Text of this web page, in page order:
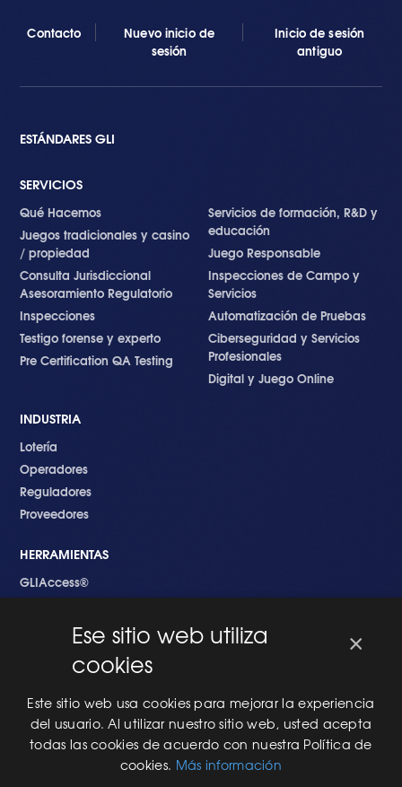
Contacto
Nuevo inicio de
sesión
Inicio de sesión
antiguo
ESTÁNDARES GLI
SERVICIOS
Qué Hacemos
Juegos tradicionales y casino
/ propiedad
Consulta Jurisdiccional
Asesoramiento Regulatorio
Inspecciones
Testigo forense y experto
Pre Certification QA Testing
Servicios de formación, R&D y
educación
Juego Responsable
Inspecciones de Campo y
Servicios
Automatización de Pruebas
Ciberseguridad y Servicios
Profesionales
Digital y Juego Online
INDUSTRIA
Lotería
Operadores
Reguladores
Proveedores
HERRAMIENTAS
GLIAccess®
EMPEZANDO
Nuevo en GLI
Nuevo Software
Una Nueva Máquina
Modificaciones al Software
Modificaciones al Hardware
×
Ese sitio web utiliza
cookies
Este sitio web usa cookies para mejorar la experiencia
del usuario. Al utilizar nuestro sitio web, usted acepta
todas las cookies de acuerdo con nuestra Política de
cookies. Más información